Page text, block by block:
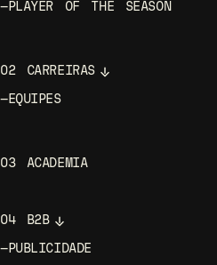
—PLAYER OF THE SEASON
02 CARREIRAS
—EQUIPES
03 ACADEMIA
04 B2B
—PUBLICIDADE